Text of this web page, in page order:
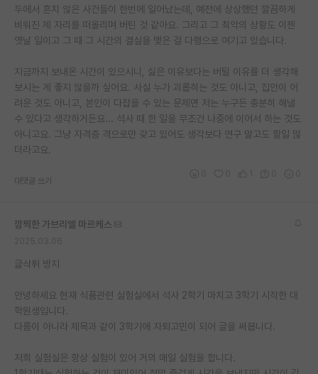
두에서 흔치 않은 사건들이 한번에 일어났는데, 예전에 상상했던 깔끔하게
비워진 제 자리를 떠올리며 버틴 것 같아요. 그리고 그 최악의 상황도 이젠
옛날 일이고 그 때 그 시간의 결실을 맺은 걸 다행으로 여기고 있습니다.
지금까지 보내온 시간이 있으시니, 싫은 이유보다는 버틸 이유를 더 생각해
보시는 게 좋지 않을까 싶어요. 사실 누가 괴롭히는 것도 아니고, 집안이 어
려운 것도 아니고, 본인이 다잡을 수 있는 문제면 저는 누구든 충분히 해낼
수 있다고 생각하거든요... 석사 때 한 일을 무조건 나중에 이어서 하는 것도
아니고요. 그냥 자격증 격으로만 갖고 있어도 생각보다 연구 말고도 할일 많
더라고요.
대댓글 쓰기
깜찍한 가브리엘 마르케스
글삭튀 방지
안녕하세요 현재 식품관련 실험실에서 석사 2학기 마치고 3학기 시작한 대
학원생입니다.
다름이 아니라 제목과 같이 3학기에 자퇴고민이 되어 글을 써봅니다.
저희 실험실은 항상 실험이 있어 거의 매일 실험을 합니다.